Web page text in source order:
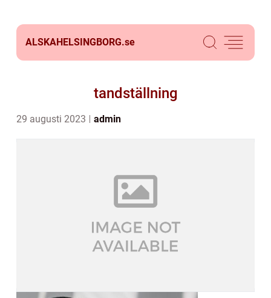
ALSKAHELSINGBORG.se
tandställning
29 augusti 2023 admin